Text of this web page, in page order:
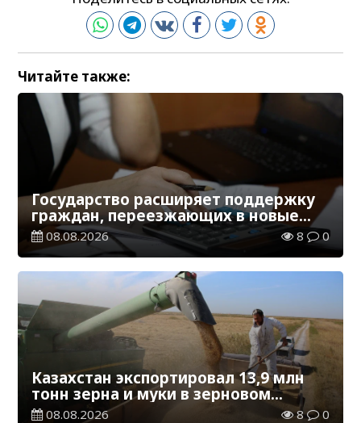
Читайте также:
Государство расширяет поддержку
граждан, переезжающих в новые
регионы для работы
08.08.2026 8 0
Казахстан экспортировал 13,9 млн
тонн зерна и муки в зерновом
эквиваленте
08.08.2026 8 0